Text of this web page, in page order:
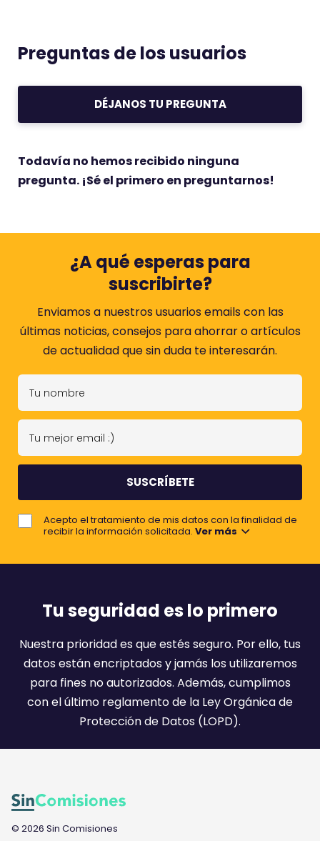
Preguntas de los usuarios
DÉJANOS TU PREGUNTA
Todavía no hemos recibido ninguna
pregunta. ¡Sé el primero en preguntarnos!
¿A qué esperas para
suscribirte?
Enviamos a nuestros usuarios emails con las
últimas noticias, consejos para ahorrar o artículos
de actualidad que sin duda te interesarán.
T
n
m
r
e
T
m
j
o
e
Acepto el tratamiento de mis datos con la finalidad de
recibir la información solicitada. Ver más
Tu seguridad es lo primero
Nuestra prioridad es que estés seguro. Por ello, tus
datos están encriptados y jamás los utilizaremos
para fines no autorizados. Además, cumplimos
con el último reglamento de la Ley Orgánica de
Protección de Datos (LOPD).
© 2026 Sin Comisiones